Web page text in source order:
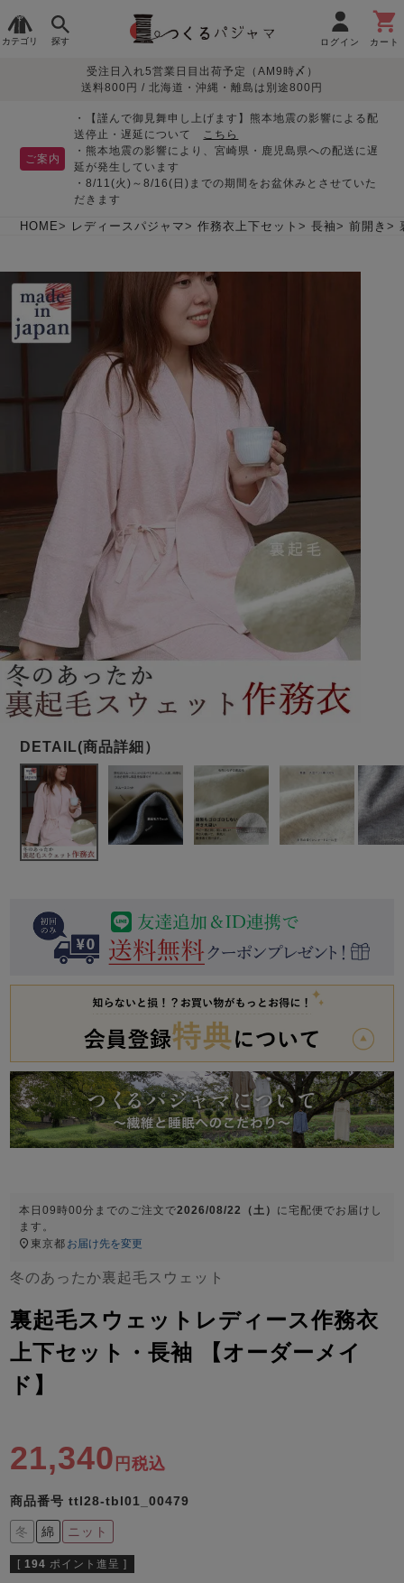
カテゴリ 探す ログイン カート
レディースパジャマ
夏 秋
メンズパジャマ
春 夏
ガールズパジャマ
春 夏 秋
ボーイズパジャマ
すべての季節のパジャマ一覧はこちら
生地で
さがす
オーガニック素材 ガーゼ
サッカー/ちぢみ 楊
ニット/ストレッチ
柄物
売れ筋ランキング
すべての生地一覧はこちら
目的別で
さがす
敏感肌用
パジャマ
入院・介護
胸が目立たない
マタニティ
パジャマ
ペアで
そろえたい
体型別におすすめパジ
年齢別におすすめパジ
ャマ
インナーウェア カタログギフト
売れ筋ランキング
- Item Ranking -
- New Arrival -
目的別でさがす一覧はこちら
デザインで
さがす
パジャマ
前開き
胸がすけない
上着単品
ズボン単品
すべてのメン
ズ
パジャマ
半袖 七分袖
前開き かぶり スリーパー
作務衣
羽織・バスロ
ーブ
ズボン単品
ズ
パジャマ
ガールズ前開
ガールズ上着
ガールズ
夏パジャマ特集 つくるパジャマとは
お支払い・送料・配送
について
返品・交換について
会社概要 お買い物ガイド
SDGsの取り組み
受注日入れ5営業日目出荷予定（AM9時〆）
送料800円 / 北海道・沖縄・離島は別途800円
ご案内
・【謹んで御見舞申し上げます】熊本地震の影響による配
送停止・遅延について こちら
・熊本地震の影響により、宮崎県・鹿児島県への配送に遅
延が発生しています
・8/11(火)～8/16(日)までの期間をお盆休みとさせていた
だきます
HOME レディースパジャマ 作務衣上下セット 長袖 前開き
本日09時00分 までのご注文で2026/08/22（土） に宅配便 でお届けし
ます。
東京都 お届け先を変更
冬のあったか裏起毛スウェット
裏起毛スウェットレディース作務衣
上下セット・長袖 【オーダーメイ
ド】
21,340 税込
商品番号 ttl28-tbl01_00479
冬 綿 ニット
[ 194 ポイント進呈 ]